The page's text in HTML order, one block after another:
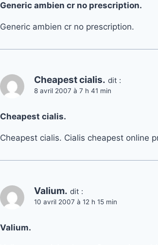
Generic ambien cr no prescription.
Generic ambien cr no prescription.
Cheapest cialis. dit :
8 avril 2007 à 7 h 41 min
Cheapest cialis.
Cheapest cialis. Cialis cheapest online
Valium. dit :
10 avril 2007 à 12 h 15 min
Valium.